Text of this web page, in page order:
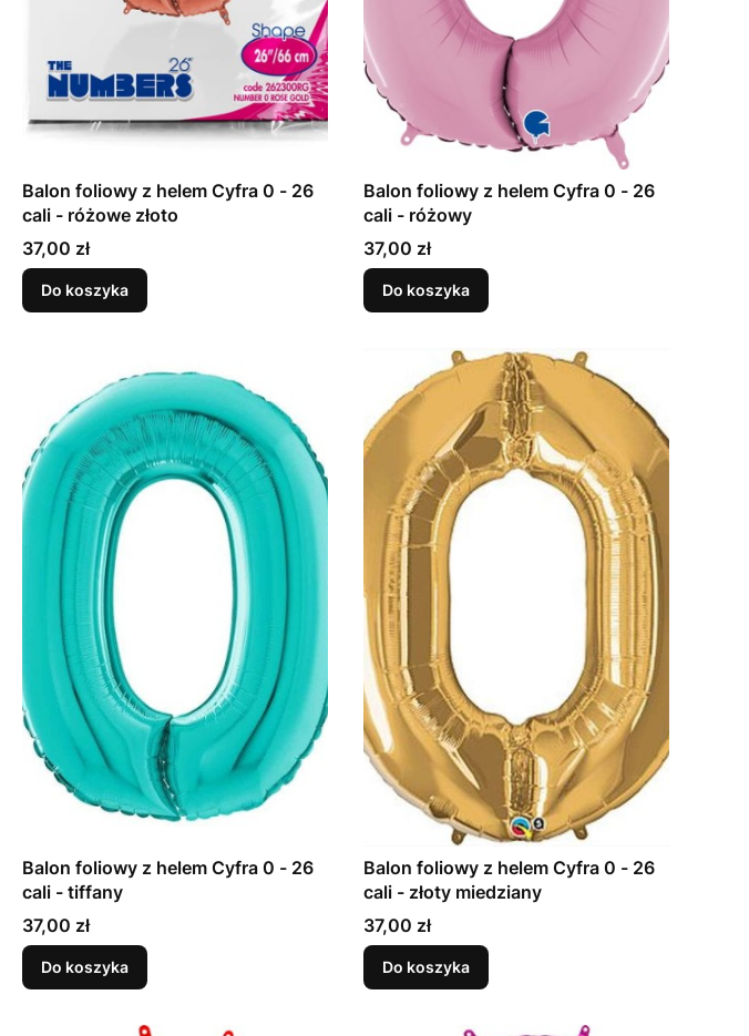
Balon foliowy z helem Cyfra 0 - 26
cali - różowe złoto
Cena
37,00 zł
Do koszyka
Balon foliowy z helem Cyfra 0 - 26
cali - różowy
Cena
37,00 zł
Do koszyka
Balon foliowy z helem Cyfra 0 - 26
cali - tiffany
Cena
37,00 zł
Do koszyka
Balon foliowy z helem Cyfra 0 - 26
cali - złoty miedziany
Cena
37,00 zł
Do koszyka